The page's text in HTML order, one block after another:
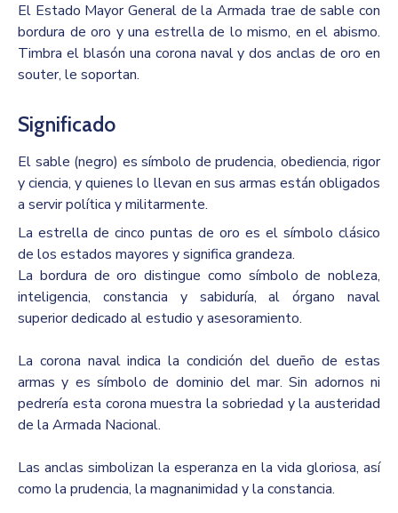
El Estado Mayor General de la Armada trae de sable con
bordura de oro y una estrella de lo mismo, en el abismo.
Timbra el blasón una corona naval y dos anclas de oro en
souter, le soportan.
Significado
El sable (negro) es símbolo de prudencia, obediencia, rigor
y ciencia, y quienes lo llevan en sus armas están obligados
a servir política y militarmente.
La estrella de cinco puntas de oro es el símbolo clásico
de los estados mayores y significa grandeza.
La bordura de oro distingue como símbolo de nobleza,
inteligencia, constancia y sabiduría, al órgano naval
superior dedicado al estudio y asesoramiento.
La corona naval indica la condición del dueño de estas
armas y es símbolo de dominio del mar. Sin adornos ni
pedrería esta corona muestra la sobriedad y la austeridad
de la Armada Nacional.
Las anclas simbolizan la esperanza en la vida gloriosa, así
como la prudencia, la magnanimidad y la constancia.